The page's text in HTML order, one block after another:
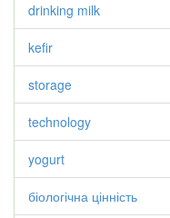
drinking milk
kefir
storage
technology
yogurt
біологічна цінність